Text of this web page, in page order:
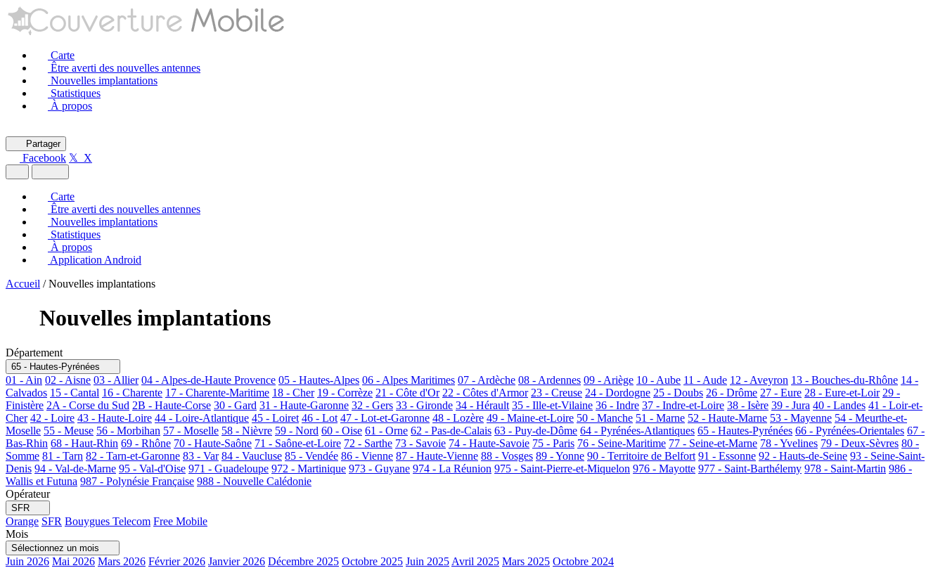
Carte
Être averti des nouvelles antennes
Nouvelles implantations
Statistiques
À propos
Partager
Facebook 𝕏 X
Carte
Être averti des nouvelles antennes
Nouvelles implantations
Statistiques
À propos
Application Android
Accueil / Nouvelles implantations
Nouvelles implantations
Département
65 - Hautes-Pyrénées
01 - Ain 02 - Aisne 03 - Allier 04 - Alpes-de-Haute Provence 05 - Hautes-Alpes 06 - Alpes Maritimes 07 - Ardèche 08 - Ardennes 09 - Ariège 10 - Aube 11 - Aude 12 - Aveyron 13 - Bouches-du-Rhône 14 -
Calvados 15 - Cantal 16 - Charente 17 - Charente-Maritime 18 - Cher 19 - Corrèze 21 - Côte d'Or 22 - Côtes d'Armor 23 - Creuse 24 - Dordogne 25 - Doubs 26 - Drôme 27 - Eure 28 - Eure-et-Loir 29 -
Finistère 2A - Corse du Sud 2B - Haute-Corse 30 - Gard 31 - Haute-Garonne 32 - Gers 33 - Gironde 34 - Hérault 35 - Ille-et-Vilaine 36 - Indre 37 - Indre-et-Loire 38 - Isère 39 - Jura 40 - Landes 41 - Loir-et-
Cher 42 - Loire 43 - Haute-Loire 44 - Loire-Atlantique 45 - Loiret 46 - Lot 47 - Lot-et-Garonne 48 - Lozère 49 - Maine-et-Loire 50 - Manche 51 - Marne 52 - Haute-Marne 53 - Mayenne 54 - Meurthe-et-
Moselle 55 - Meuse 56 - Morbihan 57 - Moselle 58 - Nièvre 59 - Nord 60 - Oise 61 - Orne 62 - Pas-de-Calais 63 - Puy-de-Dôme 64 - Pyrénées-Atlantiques 65 - Hautes-Pyrénées 66 - Pyrénées-Orientales 67 -
Bas-Rhin 68 - Haut-Rhin 69 - Rhône 70 - Haute-Saône 71 - Saône-et-Loire 72 - Sarthe 73 - Savoie 74 - Haute-Savoie 75 - Paris 76 - Seine-Maritime 77 - Seine-et-Marne 78 - Yvelines 79 - Deux-Sèvres 80 -
Somme 81 - Tarn 82 - Tarn-et-Garonne 83 - Var 84 - Vaucluse 85 - Vendée 86 - Vienne 87 - Haute-Vienne 88 - Vosges 89 - Yonne 90 - Territoire de Belfort 91 - Essonne 92 - Hauts-de-Seine 93 - Seine-Saint-
Denis 94 - Val-de-Marne 95 - Val-d'Oise 971 - Guadeloupe 972 - Martinique 973 - Guyane 974 - La Réunion 975 - Saint-Pierre-et-Miquelon 976 - Mayotte 977 - Saint-Barthélemy 978 - Saint-Martin 986 -
Wallis et Futuna 987 - Polynésie Française 988 - Nouvelle Calédonie
Opérateur
SFR
Orange SFR Bouygues Telecom Free Mobile
Mois
Sélectionnez un mois
Juin 2026 Mai 2026 Mars 2026 Février 2026 Janvier 2026 Décembre 2025 Octobre 2025 Juin 2025 Avril 2025 Mars 2025 Octobre 2024